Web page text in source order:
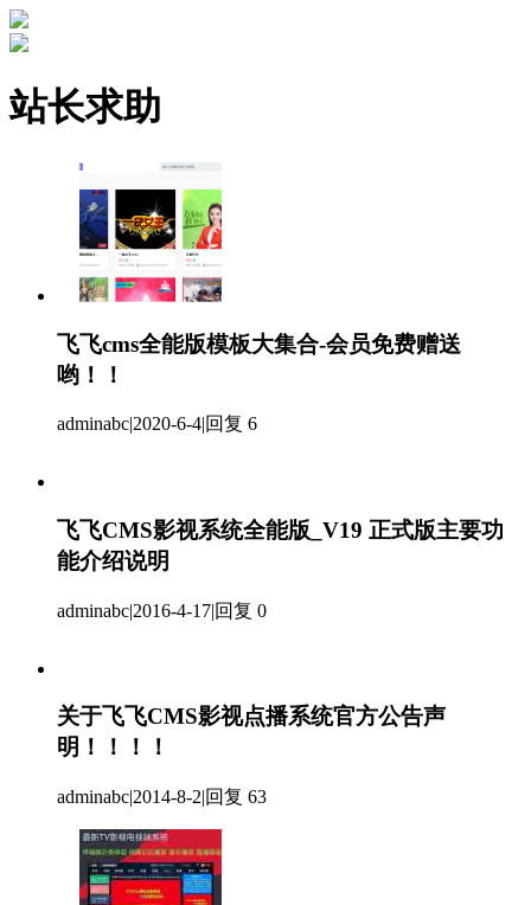
站长求助
飞飞cms全能版模板大集合-会员免费赠送
哟！！
adminabc|2020-6-4|回复 6
飞飞CMS影视系统全能版_V19 正式版主要功
能介绍说明
adminabc|2016-4-17|回复 0
关于飞飞CMS影视点播系统官方公告声
明！！！！
adminabc|2014-8-2|回复 63